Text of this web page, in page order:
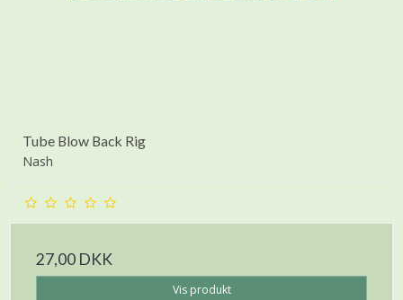
Tube Blow Back Rig
Nash
27,00 DKK
Vis produkt